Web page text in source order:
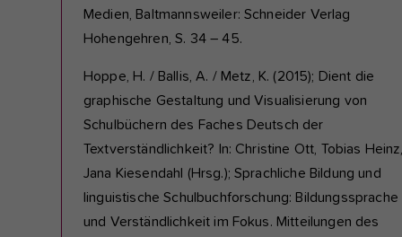
Medien, Baltmannsweiler: Schneider Verlag
Hohengehren, S. 34 – 45.
Hoppe, H. / Ballis, A. / Metz, K. (2015); Dient die
graphische Gestaltung und Visualisierung von
Schulbüchern des Faches Deutsch der
Textverständlichkeit? In: Christine Ott, Tobias
Jana Kiesendahl (Hrsg.); Sprachliche Bildung und
linguistische Schulbuchforschung: Bildungssprache
und Verständlichkeit im Fokus. Mitteilungen des